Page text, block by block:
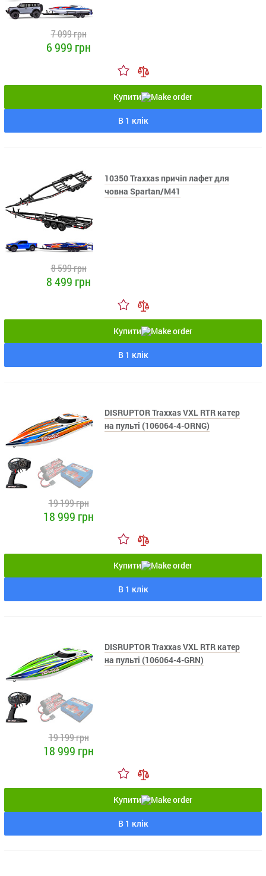
7 099 грн
6 999 грн
Купити
В 1 клік
10350 Traxxas причіп лафет для
човна Spartan/M41
8 599 грн
8 499 грн
Купити
В 1 клік
DISRUPTOR Traxxas VXL RTR катер
на пульті (106064-4-ORNG)
19 199 грн
18 999 грн
Купити
В 1 клік
DISRUPTOR Traxxas VXL RTR катер
на пульті (106064-4-GRN)
19 199 грн
18 999 грн
Купити
В 1 клік